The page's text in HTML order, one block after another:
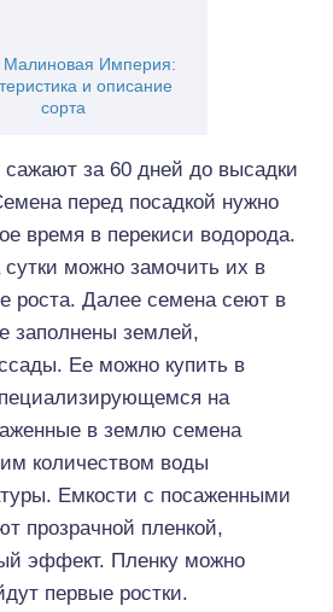
Малиновая Империя:
и описание
сорта
за 60 дней до высадки
перед посадкой нужно
время в перекиси водорода.
можно замочить их в
роста. Далее семена сеют в
заполнены землей,
Ее можно купить в
на
в землю семена
количеством воды
Емкости с посаженными
прозрачной пленкой,
эффект. Пленку можно
первые ростки.